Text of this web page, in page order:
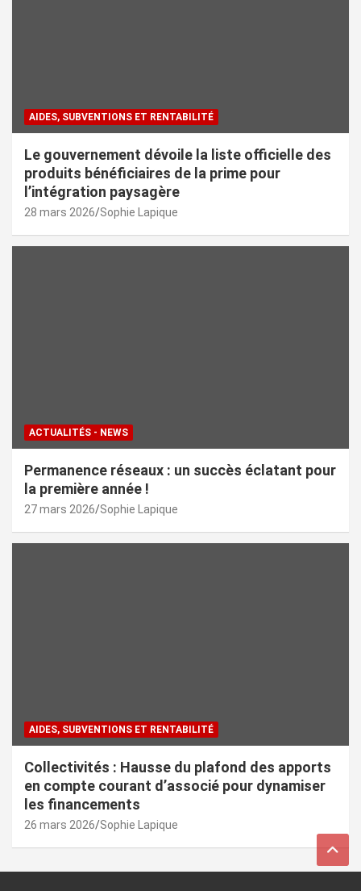
AIDES, SUBVENTIONS ET RENTABILITÉ
Le gouvernement dévoile la liste officielle des
produits bénéficiaires de la prime pour
l’intégration paysagère
28 mars 2026 Sophie Lapique
ACTUALITÉS - NEWS
Permanence réseaux : un succès éclatant pour
la première année !
27 mars 2026 Sophie Lapique
AIDES, SUBVENTIONS ET RENTABILITÉ
Collectivités : Hausse du plafond des apports
en compte courant d’associé pour dynamiser
les financements
26 mars 2026 Sophie Lapique